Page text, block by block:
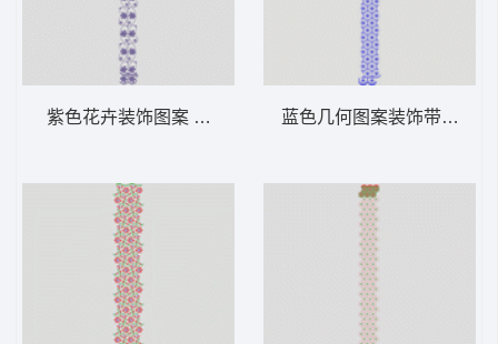
紫色花卉装饰图案 窗帘 蓝色几何图案装饰带 窗帘